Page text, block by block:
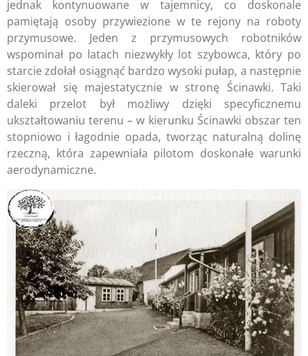
jednak kontynuowane w tajemnicy, co doskonale
pamiętają osoby przywiezione w te rejony na roboty
przymusowe. Jeden z przymusowych robotników
wspominał po latach niezwykły lot szybowca, który po
starcie zdołał osiągnąć bardzo wysoki pułap, a następnie
skierował się majestatycznie w stronę Ścinawki. Taki
daleki przelot był możliwy dzięki specyficznemu
ukształtowaniu terenu – w kierunku Ścinawki obszar ten
stopniowo i łagodnie opada, tworząc naturalną dolinę
rzeczną, która zapewniała pilotom doskonałe warunki
aerodynamiczne.